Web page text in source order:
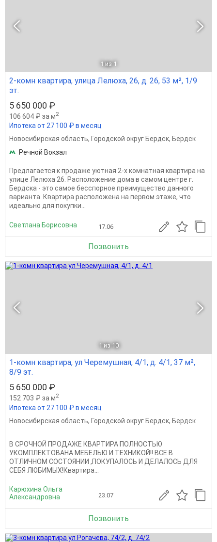
1 из 1
2-комн квартира, улица Лелюха, 26, д. 26, 53 м², 1/9
эт.
5 650 000 ₽
106 604 ₽ за м2
Ипотека от 27 100 ₽ в месяц
Новосибирская область, Городской округ Бердск, Бердск
Речной Вокзал
Предлагается к продаже уютная 2-х комнатная квартира на
улице Лелюха 26. Расположение дома в самом центре г.
Бердска - это самое бесспорное преимущество данного
варианта. Квартира расположена на первом этаже, что
идеально для покупки...
Светлана Борисовна 17.06
Позвонить
1 из 10
1-комн квартира, ул Черемушная, 4/1, д. 4/1, 37 м²,
8/9 эт.
5 650 000 ₽
152 703 ₽ за м2
Ипотека от 27 100 ₽ в месяц
Новосибирская область, Городской округ Бердск, Бердск
В СРОЧНОЙ ПРОДАЖЕ КВАРТИРА ПОЛНОСТЬЮ
УКОМПЛЕКТОВАНА МЕБЕЛЬЮ И ТЕХНИКОЙ!! ВСЕ В
ОТЛИЧНОМ СОСТОЯНИИ ,ПОКУПАЛОСЬ И ДЕЛАЛОСЬ ДЛЯ
СЕБЯ ЛЮБИМЫХ!Квартира...
Карюхина Ольга
Александровна
23.07
Позвонить